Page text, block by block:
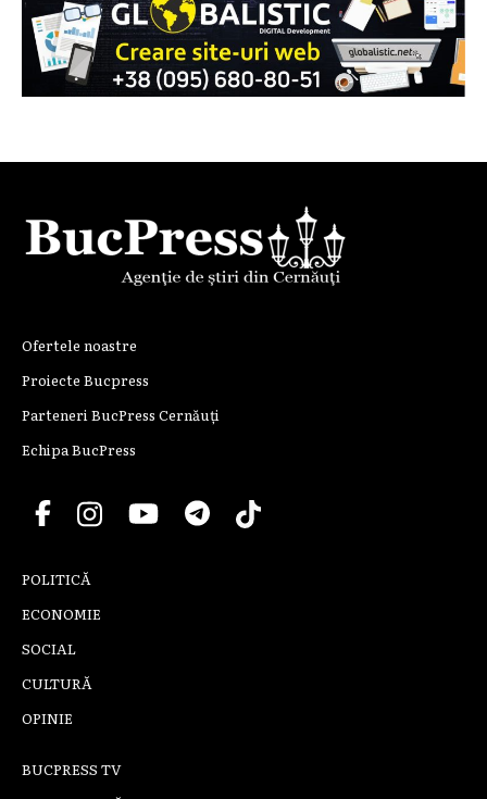
Ofertele noastre
Proiecte Bucpress
Parteneri BucPress Cernăuți
Echipa BucPress
POLITICĂ
ECONOMIE
SOCIAL
CULTURĂ
OPINIE
BUCPRESS TV